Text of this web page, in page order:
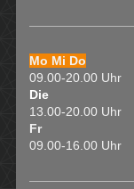
Mo Mi Do
09.00-20.00 Uhr
Die
13.00-20.00 Uhr
Fr
09.00-16.00 Uhr